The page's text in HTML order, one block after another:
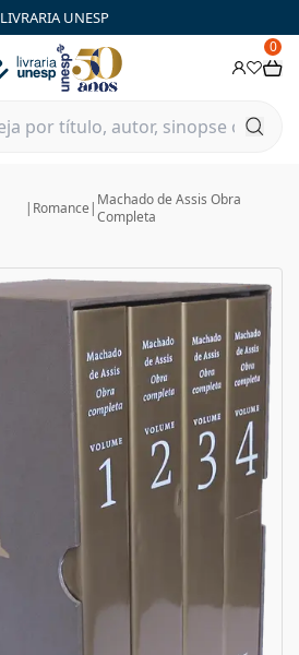
LIVRARIA UNESP
0
| Romance | Machado de Assis Obra
Completa